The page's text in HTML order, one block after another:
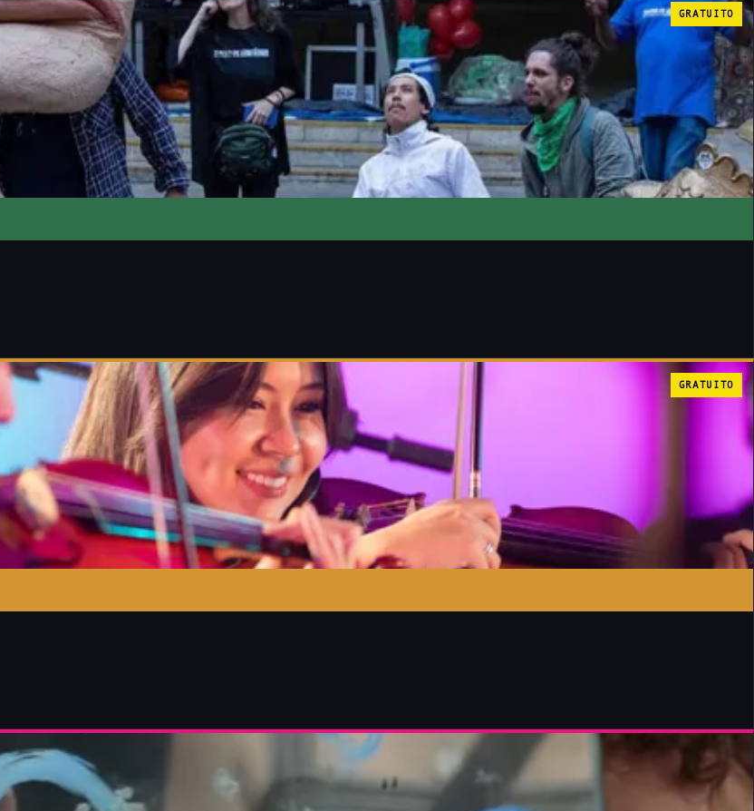
GRATUITO
GRATUITO